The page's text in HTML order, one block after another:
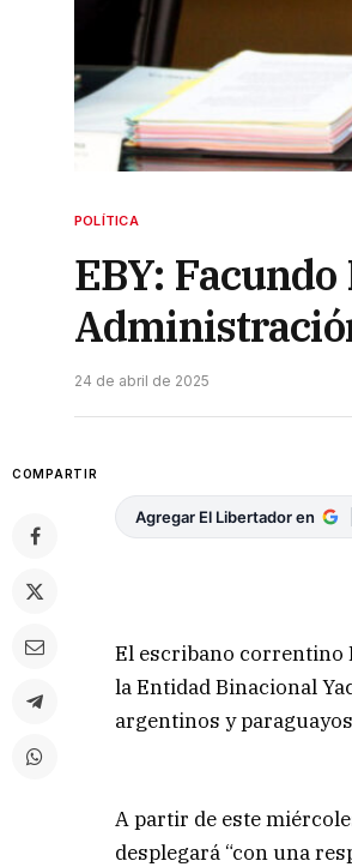
POLÍTICA
EBY:
24 de abril de 2025
COMPARTIR
Agregar El Libertador en
El escribano correntino
la Entidad Binacional
argentinos y
A partir de este
desplegará “con una